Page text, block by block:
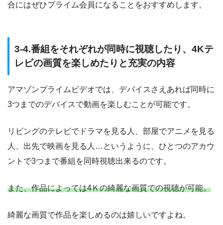
合にはぜひプライム会員になることをおすすめします。
3-4.番組をそれぞれが同時に視聴したり、4Kテ
レビの画質を楽しめたりと充実の内容
アマゾンプライムビデオでは、デバイスさえあれば同時に
3つまでのデバイスで動画を楽しむことが可能です。
リビングのテレビでドラマを見る人、部屋でアニメを見る
人、出先で映画を見る人…というように、ひとつのアカウ
ントで3つまで番組を同時視聴出来るのです。
また、作品によっては4Ｋの綺麗な画質での視聴が可能。
綺麗な画質で作品を楽しめるのは嬉しいですよね。